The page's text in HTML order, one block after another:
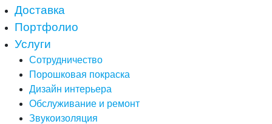
Доставка
Портфолио
Услуги
Сотрудничество
Порошковая покраска
Дизайн интерьера
Обслуживание и ремонт
Звукоизоляция